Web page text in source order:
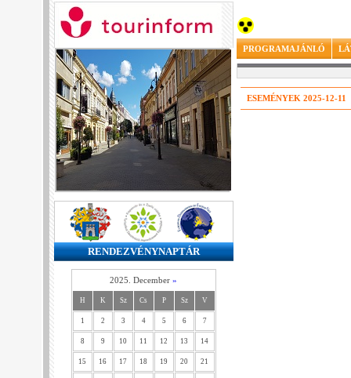
RENDEZVÉNYNAPTÁR
2025. December »
H K Sz Cs P Sz V
1 2 3 4 5 6 7
8 9 10 11 12 13 14
15 16 17 18 19 20 21
PROGRAMAJÁNLÓ
ESEMÉNYEK 2025-12-11